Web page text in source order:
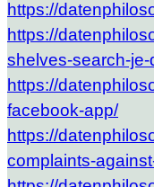
https://
https://
shelves-search-
https://
facebook-app/
https://
complaints-